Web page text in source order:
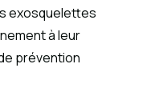
exosquelettes
à leur
prévention